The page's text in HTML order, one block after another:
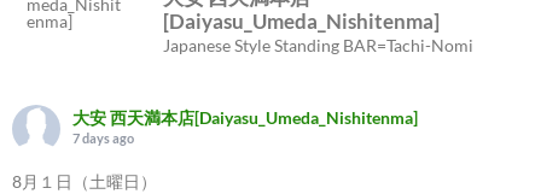
[Daiyasu_Umeda_Nishitenma]
Japanese Style Standing BAR=Tachi-Nomi
大安 西天満本店[Daiyasu_Umeda_Nishitenma]
7 days ago
8月１日（土曜日）